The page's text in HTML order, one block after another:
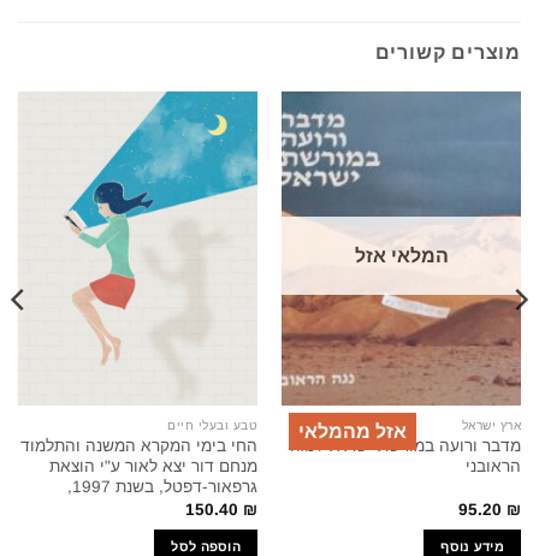
מוצרים קשורים
המלאי אזל
אזל מהמלאי ארץ ישראל
מדבר ורועה במורשת ישראל / נגה
הראובני
95.20 ₪
מידע נוסף
טבע ובעלי חיים
החי בימי המקרא המשנה והתלמוד
מנחם דור יצא לאור ע"י הוצאת
גרפאור-דפטל, בשנת 1997,
150.40 ₪
הוספה לסל